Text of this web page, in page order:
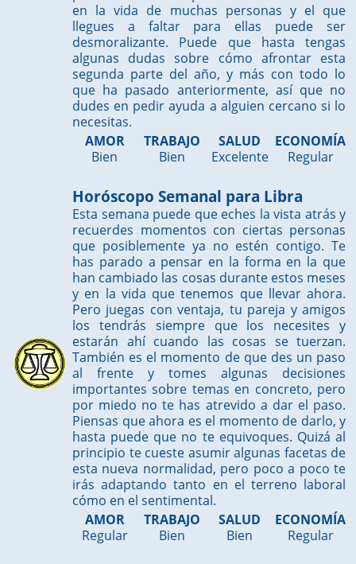
en la vida de muchas personas y el que
llegues a faltar para ellas puede ser
desmoralizante. Puede que hasta tengas
algunas dudas sobre cómo afrontar esta
segunda parte del año, y más con todo lo
que ha pasado anteriormente, así que no
dudes en pedir ayuda a alguien cercano si lo
necesitas.
AMOR
Bien
TRABAJO
Bien
SALUD
Excelente
ECONOMÍA
Regular
Horóscopo Semanal para Libra
Esta semana puede que eches la vista atrás y
recuerdes momentos con ciertas personas
que posiblemente ya no estén contigo. Te
has parado a pensar en la forma en la que
han cambiado las cosas durante estos meses
y en la vida que tenemos que llevar ahora.
Pero juegas con ventaja, tu pareja y amigos
los tendrás siempre que los necesites y
estarán ahí cuando las cosas se tuerzan.
También es el momento de que des un paso
al frente y tomes algunas decisiones
importantes sobre temas en concreto, pero
por miedo no te has atrevido a dar el paso.
Piensas que ahora es el momento de darlo, y
hasta puede que no te equivoques. Quizá al
principio te cueste asumir algunas facetas de
esta nueva normalidad, pero poco a poco te
irás adaptando tanto en el terreno laboral
cómo en el sentimental.
AMOR
Regular
TRABAJO
Bien
SALUD
Bien
ECONOMÍA
Regular